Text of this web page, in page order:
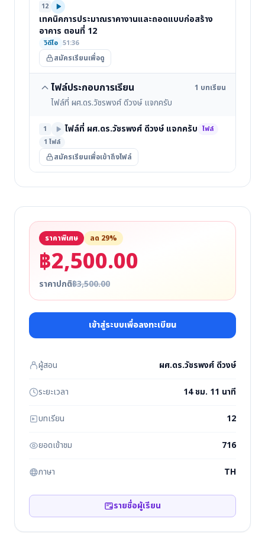
12
เทคนิคการประมาณราคางานและถอดแบบก่อสร้าง
อาคาร ตอนที่ 12
วิดีโอ 51:36
สมัครเรียนเพื่อดู
ไฟล์ประกอบการเรียน
ไฟล์ที่ ผศ.ดร.วัชรพงศ์ ดีวงษ์ แจกครับ
1 บทเรียน
1 ไฟล์ที่ ผศ.ดร.วัชรพงศ์ ดีวงษ์ แจกครับ ไฟล์
1 ไฟล์
สมัครเรียนเพื่อเข้าถึงไฟล์
ราคาพิเศษ ลด 29%
฿2,500.00
ราคาปกติ฿3,500.00
เข้าสู่ระบบเพื่อลงทะเบียน
ผู้สอน ผศ.ดร.วัชรพงศ์ ดีวงษ์
ระยะเวลา 14 ชม. 11 นาที
บทเรียน 12
ยอดเข้าชม 716
ภาษา TH
รายชื่อผู้เรียน